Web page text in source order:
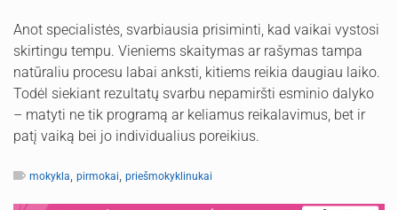
Anot specialistės, svarbiausia prisiminti, kad vaikai vystosi
skirtingu tempu. Vieniems skaitymas ar rašymas tampa
natūraliu procesu labai anksti, kitiems reikia daugiau laiko.
Todėl siekiant rezultatų svarbu nepamiršti esminio dalyko
– matyti ne tik programą ar keliamus reikalavimus, bet ir
patį vaiką bei jo individualius poreikius.
mokykla pirmokai priešmokyklinukai